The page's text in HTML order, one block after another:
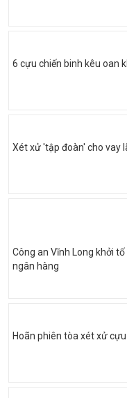
6 cựu chiến binh kêu oan
Xét xử 'tập đoàn' cho vay
Công an Vĩnh Long khởi
ngân hàng
Hoãn phiên tòa xét xử